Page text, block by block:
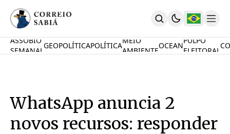
Comunidade
MauriNews
Contrate
English
ASSOBIO
SEMANAL
GEOPOLÍTICAPOLÍTICA
MEIO
AMBIENTE
OCEAN
PULPO
ELEITORAL
WhatsApp anuncia 2
novos recursos: responder